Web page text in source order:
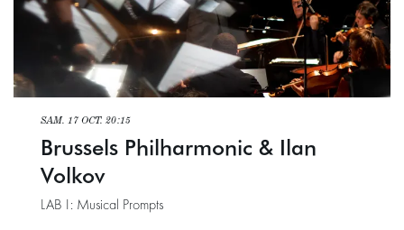
Brussels Philharmonic & Ilan
Volkov
LAB I: Musical Prompts
SAM. 17 OCT. 20:15